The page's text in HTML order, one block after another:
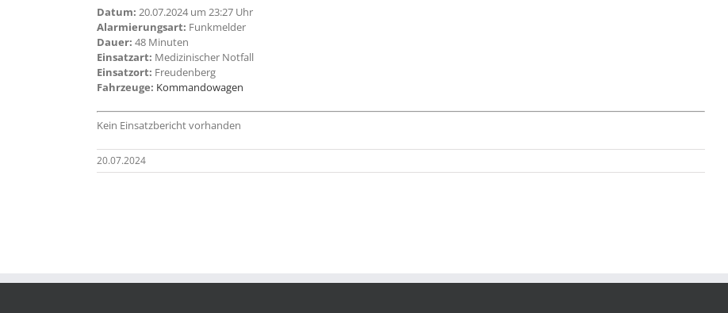
Datum: 20.07.2024 um 23:27 Uhr
Alarmierungsart: Funkmelder
Dauer: 48 Minuten
Einsatzart: Medizinischer Notfall
Einsatzort: Freudenberg
Fahrzeuge: Kommandowagen
Kein Einsatzbericht vorhanden
20.07.2024